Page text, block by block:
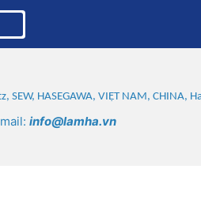
HASEGAWA, VIỆT NAM, CHINA,
info@lamha.vn